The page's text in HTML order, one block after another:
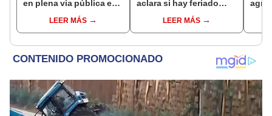
en plena vía pública en
sobrevivió al ataque
LEER MÁS
aclara si hay feriado
del 6 de agosto
LEER MÁS